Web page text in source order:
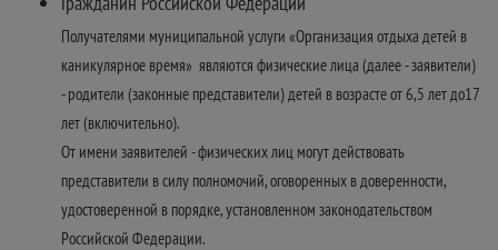
Получателями муниципальной услуги «Организация отдыха детей в
каникулярное время» являются физические лица (далее - заявители)
- родители (законные представители) детей в возрасте от 6,5 лет до17
лет (включительно).
От имени заявителей - физических лиц могут действовать
представители в силу полномочий, оговоренных в доверенности,
удостоверенной в порядке, установленном законодательством
Российской Федерации.